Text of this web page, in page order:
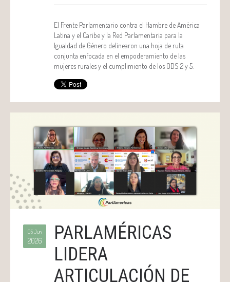
El Frente Parlamentario contra el Hambre de América
Latina y el Caribe y la Red Parlamentaria para la
Igualdad de Género delinearon una hoja de ruta
conjunta enfocada en el empoderamiento de las
mujeres rurales y el cumplimiento de los ODS 2 y 5.
05 Jun
2026
PARLAMÉRICAS
LIDERA
ARTICULACIÓN DE